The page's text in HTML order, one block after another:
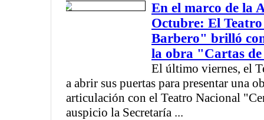
En el marco de la
Octubre: El
Barbero" brilló
la obra "Cartas
El último viernes, el
a abrir sus puertas para presentar una
articulación con el Teatro Nacional
auspicio la Secretaría ...